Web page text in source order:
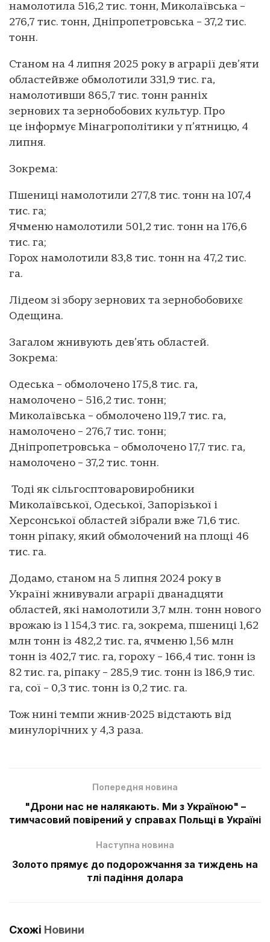
намолотила 516,2 тис. тонн, Миколаївська –
276,7 тис. тонн, Дніпропетровська – 37,2 тис.
тонн.
Станом на 4 липня 2025 року в аграрії дев’яти
областейвже обмолотили 331,9 тис. га,
намолотивши 865,7 тис. тонн ранніх
зернових та зернобобових культур. Про
це інформує Мінагрополітики у п’ятницю, 4
липня.
Зокрема:
Пшениці намолотили 277,8 тис. тонн на 107,4
тис. га;
Ячменю намолотили 501,2 тис. тонн на 176,6
тис. га;
Горох намолотили 83,8 тис. тонн на 47,2 тис.
га.
Лідеом зі збору зернових та зернобобовихє
Одещина.
Загалом жнивують дев’ять областей.
Зокрема:
Одеська – обмолочено 175,8 тис. га,
намолочено – 516,2 тис. тонн;
Миколаївська – обмолочено 119,7 тис. га,
намолочено – 276,7 тис. тонн;
Дніпропетровська – обмолочено 17,7 тис. га,
намолочено – 37,2 тис. тонн.
Тоді як сільгосптоваровиробники
Миколаївської, Одеської, Запорізької і
Херсонської областей зібрали вже 71,6 тис.
тонн ріпаку, який обмолочений на площі 46
тис. га.
Додамо, станом на 5 липня 2024 року в
Україні жнивували аграрії дванадцяти
областей, які намолотили 3,7 млн. тонн нового
врожаю із 1 154,3 тис. га, зокрема, пшениці 1,62
млн тонн із 482,2 тис. га, ячменю 1,56 млн
тонн із 402,7 тис. га, гороху – 166,4 тис. тонн із
82 тис. га, ріпаку – 285,9 тис. тонн із 186,9 тис.
га, сої – 0,3 тис. тонн із 0,2 тис. га.
Тож нині темпи жнив-2025 відстають від
минулорічних у 4,3 раза.
Попередня новина
"Дрони нас не налякають. Ми з Україною" –
тимчасовий повірений у справах Польщі в Україні
Наступна новина
Золото прямує до подорожчання за тиждень на
тлі падіння долара
Схожі Новини